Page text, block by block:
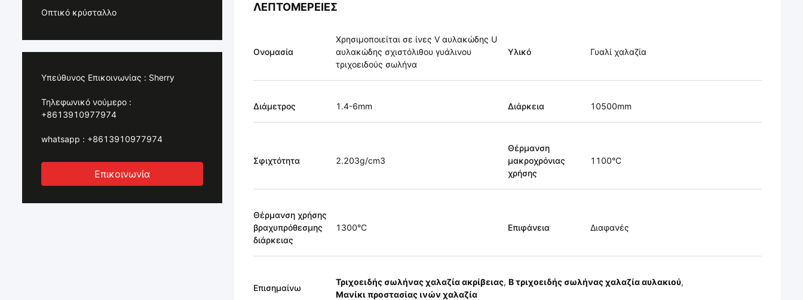
Οπτικό κρύσταλλο
Υπεύθυνος Επικοινωνίας : Sherry
Τηλεφωνικό νούμερο :
+8613910977974
whatsapp : +8613910977974
Επικοινωνία
ΛΕΠΤΟΜΈΡΕΙΕΣ
Ονομασία
Χρησιμοποιείται σε ίνες V αυλακώδης U
αυλακώδης σχιστόλιθου γυάλινου
τριχοειδούς σωλήνα
Υλικό Γυαλί χαλαζία
Διάμετρος 1.4-6mm Διάρκεια 10500mm
Σφιχτότητα 2.203g/cm3
Θέρμανση
μακροχρόνιας
χρήσης
1100°C
Θέρμανση χρήσης
βραχυπρόθεσμης
διάρκειας
1300°C Επιφάνεια Διαφανές
Επισημαίνω
Τριχοειδής σωλήνας χαλαζία ακρίβειας, Β τριχοειδής σωλήνας χαλαζία αυλακιού,
Μανίκι προστασίας ινών χαλαζία